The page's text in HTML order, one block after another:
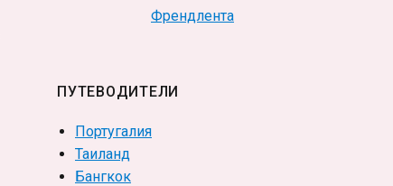
Френдлента
ПУТЕВОДИТЕЛИ
Португалия
Таиланд
Бангкок